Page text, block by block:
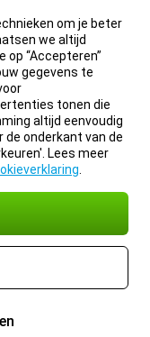
om je beter
we altijd
op “Accepteren”
gegevens te
tonen die
altijd eenvoudig
de onderkant van de
Lees meer